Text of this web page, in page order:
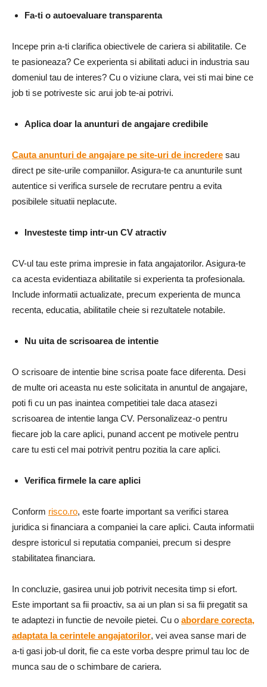
Fa-ti o autoevaluare transparenta
Incepe prin a-ti clarifica obiectivele de cariera si abilitatile. Ce
te pasioneaza? Ce experienta si abilitati aduci in industria sau
domeniul tau de interes? Cu o viziune clara, vei sti mai bine ce
job ti se potriveste sic arui job te-ai potrivi.
Aplica doar la anunturi de angajare credibile
Cauta anunturi de angajare pe site-uri de incredere sau
direct pe site-urile companiilor. Asigura-te ca anunturile sunt
autentice si verifica sursele de recrutare pentru a evita
posibilele situatii neplacute.
Investeste timp intr-un CV atractiv
CV-ul tau este prima impresie in fata angajatorilor. Asigura-te
ca acesta evidentiaza abilitatile si experienta ta profesionala.
Include informatii actualizate, precum experienta de munca
recenta, educatia, abilitatile cheie si rezultatele notabile.
Nu uita de scrisoarea de intentie
O scrisoare de intentie bine scrisa poate face diferenta. Desi
de multe ori aceasta nu este solicitata in anuntul de angajare,
poti fi cu un pas inaintea competitiei tale daca atasezi
scrisoarea de intentie langa CV. Personalizeaz-o pentru
fiecare job la care aplici, punand accent pe motivele pentru
care tu esti cel mai potrivit pentru pozitia la care aplici.
Verifica firmele la care aplici
Conform risco.ro, este foarte important sa verifici starea
juridica si financiara a companiei la care aplici. Cauta informatii
despre istoricul si reputatia companiei, precum si despre
stabilitatea financiara.
In concluzie, gasirea unui job potrivit necesita timp si efort.
Este important sa fii proactiv, sa ai un plan si sa fii pregatit sa
te adaptezi in functie de nevoile pietei. Cu o abordare corecta,
adaptata la cerintele angajatorilor, vei avea sanse mari de
a-ti gasi job-ul dorit, fie ca este vorba despre primul tau loc de
munca sau de o schimbare de cariera.